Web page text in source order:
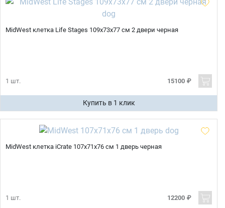
MidWest клетка Life Stages 109х73х77 см 2 двери черная
1 шт. 15100 ₽
Купить в 1 клик
MidWest клетка iCrate 107х71х76 см 1 дверь черная
1 шт. 12200 ₽